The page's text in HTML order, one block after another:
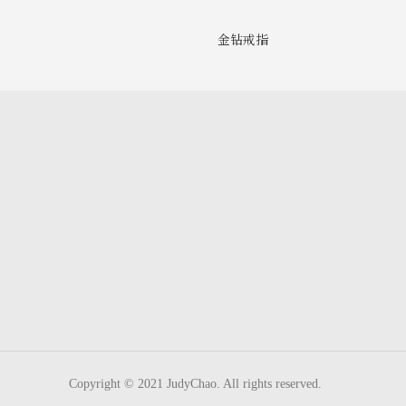
金钻戒指
Copyright © 2021 JudyChao. All rights reserved.